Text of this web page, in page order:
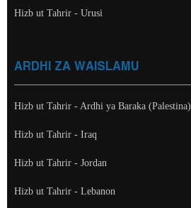
Hizb ut Tahrir - Urusi
ARDHI ZA WAISLAMU
Hizb ut Tahrir - Ardhi ya Baraka (Palestina)
Hizb ut Tahrir - Iraq
Hizb ut Tahrir - Jordan
Hizb ut Tahrir - Lebanon